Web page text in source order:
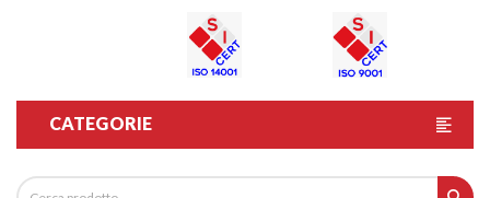
CATEGORIE